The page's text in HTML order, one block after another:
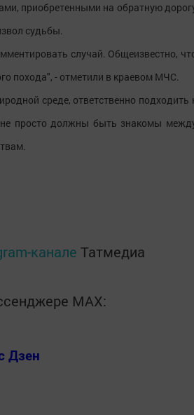
приобретенными на обратную
судьбы.
случай. Общеизвестно,
похода", - отметили в краевом МЧС.
среде, ответственно подходить
просто должны быть знакомы
канале Татмедиа
MАХ:
Дзен